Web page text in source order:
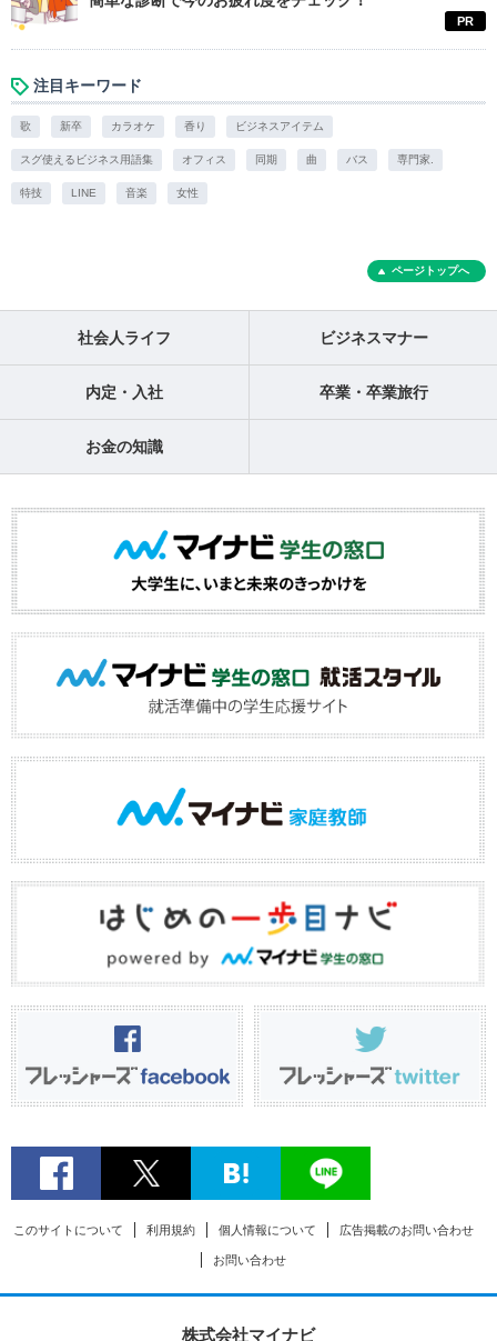
PR
注目キーワード
歌 新卒 カラオケ 香り ビジネスアイテム
スグ使えるビジネス用語集 オフィス 同期 曲 バス 専門家.
特技 LINE 音楽 女性
ページトップへ
社会人ライフ ビジネスマナー
内定・入社 卒業・卒業旅行
お金の知識
このサイトについて 利用規約 個人情報について 広告掲載のお問い合わせ
お問い合わせ
株式会社マイナビ